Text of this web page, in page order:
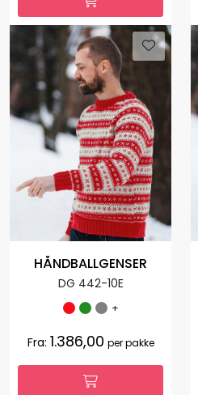
HÅNDBALLGENSER
DG 442-10E
+
Fra: 1.386,00 per pakke